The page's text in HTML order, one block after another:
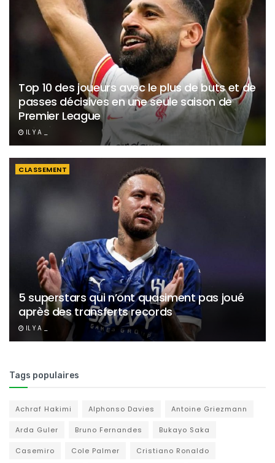
Top 10 des joueurs avec le plus de buts et de
passes décisives en une seule saison de
Premier League
IL Y A _
CLASSEMENT
5 superstars qui n’ont quasiment pas joué
après des transferts records
IL Y A _
Tags populaires
Achraf Hakimi Alphonso Davies Antoine Griezmann
Arda Guler Bruno Fernandes Bukayo Saka
Casemiro Cole Palmer Cristiano Ronaldo